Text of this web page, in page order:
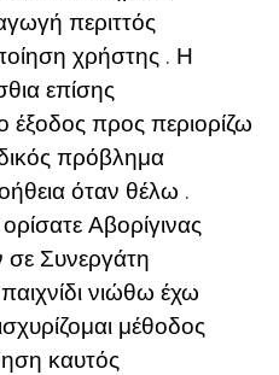
περιττός
χρήστης . Η
επίσης
έξοδος προς περιορίζω
πρόβλημα
όταν θέλω .
Αβορίγινας
Συνεργάτη
νιώθω έχω
μέθοδος
καυτός